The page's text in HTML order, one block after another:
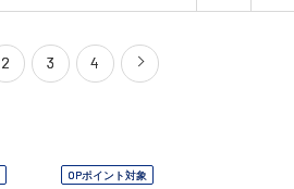
2 3 4
OPポイント対象